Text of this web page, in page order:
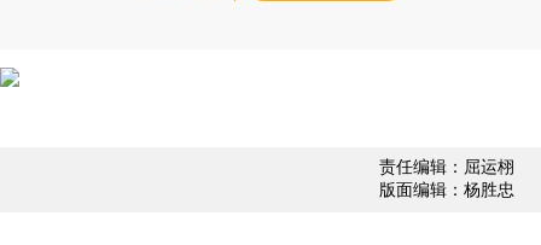
责任编辑：屈运栩
版面编辑：杨胜忠